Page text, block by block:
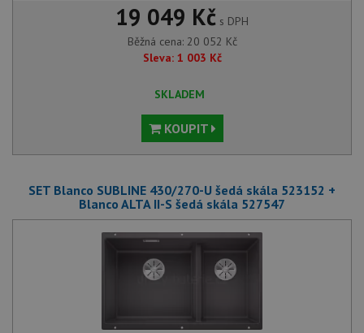
19 049 Kč s DPH
Běžná cena: 20 052 Kč
Sleva: 1 003 Kč
SKLADEM
KOUPIT
SET Blanco SUBLINE 430/270-U šedá skála 523152 +
Blanco ALTA II-S šedá skála 527547